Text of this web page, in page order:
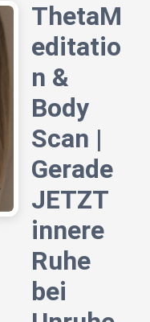
ThetaM
editatio
n &
Body
Scan |
Gerade
JETZT
innere
Ruhe
bei